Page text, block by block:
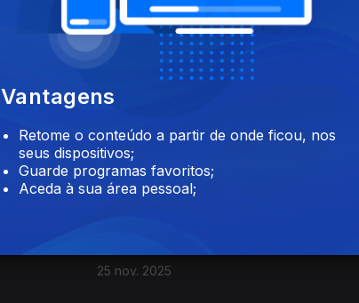
01 dez. 2025
25 nov. 2025
Vantagens
Retome o conteúdo a partir de onde ficou, nos
seus dispositivos;
Guarde programas favoritos;
Aceda à sua área pessoal;